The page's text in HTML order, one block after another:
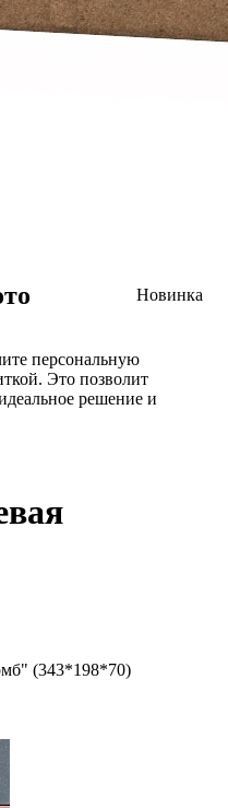
Новинка
персональную
Это позволит
решение и
(343*198*70)